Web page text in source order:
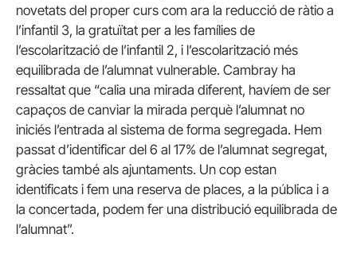
novetats del proper curs com ara la reducció de ràtio a
l’infantil 3, la gratuïtat per a les famílies de
l’escolarització de l’infantil 2, i l’escolarització més
equilibrada de l’alumnat vulnerable. Cambray ha
ressaltat que “calia una mirada diferent, havíem de ser
capaços de canviar la mirada perquè l’alumnat no
iniciés l’entrada al sistema de forma segregada. Hem
passat d’identificar del 6 al 17% de l’alumnat segregat,
gràcies també als ajuntaments. Un cop estan
identificats i fem una reserva de places, a la pública i a
la concertada, podem fer una distribució equilibrada de
l’alumnat”.